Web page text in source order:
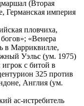
(Вторая
Германская империя
пловчиха,
«Венера
в Марриквилле,
Уэльс (ум. 1975)
с битой в
325 против
Англия (ум.
ас-истребитель